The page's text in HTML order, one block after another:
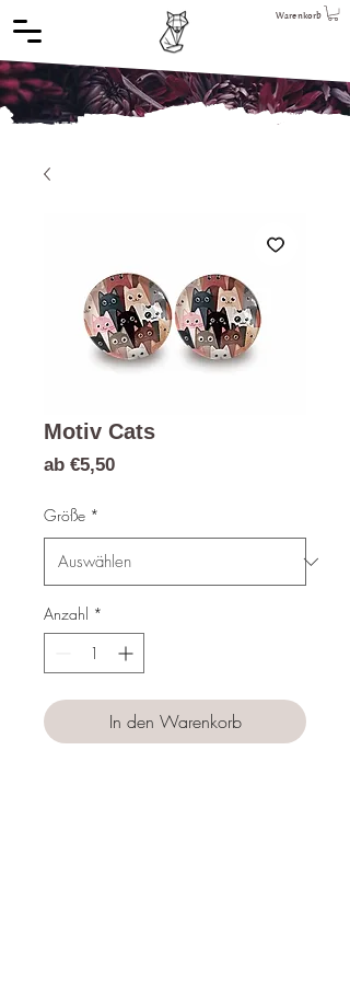
Warenkorb
Motiv Cats
ab €5,50Sale-
Größe *
Anzahl *
In den Warenkorb